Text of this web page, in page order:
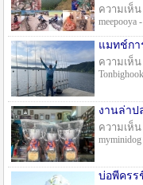
ความเห็น
meepooya -
แมทช์ก
ความเห็น
งานล่า
ความเห็น
myminidog
บ่อพี่ครร